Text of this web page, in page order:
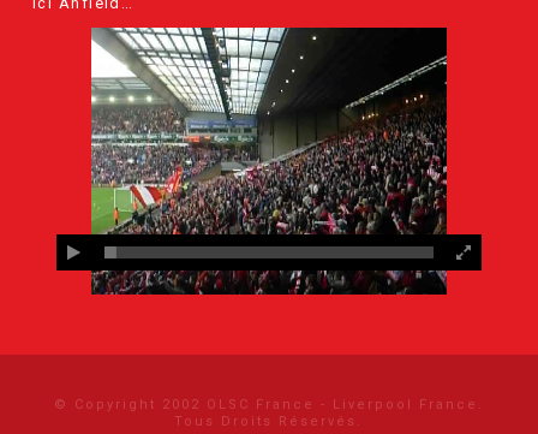
© Copyright 2002 OLSC France - Liverpool France.
Tous Droits Réservés.